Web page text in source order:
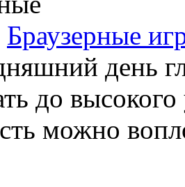
Браузерные
день
до
можно